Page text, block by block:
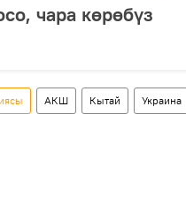
чара көрөбүз
АКШ Кытай Украина